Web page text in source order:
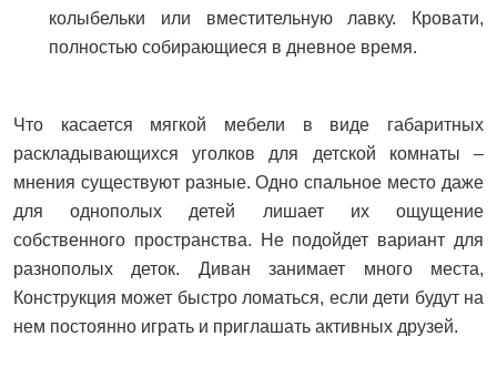
колыбельки или вместительную лавку. Кровати,
полностью собирающиеся в дневное время.
Что касается мягкой мебели в виде габаритных
раскладывающихся уголков для детской комнаты –
мнения существуют разные. Одно спальное место даже
для однополых детей лишает их ощущение
собственного пространства. Не подойдет вариант для
разнополых деток. Диван занимает много места,
Конструкция может быстро ломаться, если дети будут на
нем постоянно играть и приглашать активных друзей.